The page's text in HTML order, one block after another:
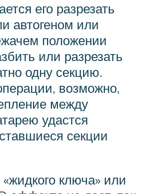
его разрезать
автогеном или
положении
или разрезать
одну секцию.
возможно,
между
удастся
секции
ключа» или